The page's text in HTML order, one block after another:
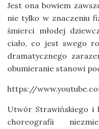
Jest ona bowiem
nie tylko w znaczeniu
śmierci młodej
ciało, co jest swego
dramatycznego
obumieranie stanowi
https://
Utwór Strawińskiego i
choreografii